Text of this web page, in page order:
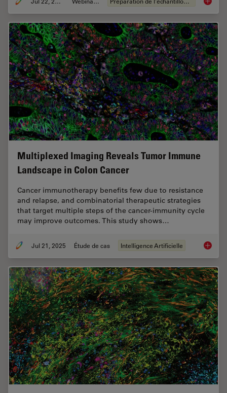
Multiplexed Imaging Reveals Tumor Immune
Landscape in Colon Cancer
Cancer immunotherapy benefits few due to resistance
and relapse, and combinatorial therapeutic strategies
that target multiple steps of the cancer-immunity cycle
may improve outcomes. This study shows…
Jul 21, 2025 Étude de cas Intelligence Artificielle